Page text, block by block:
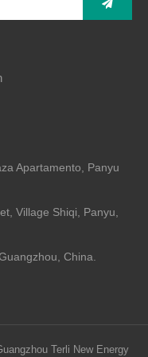
Apartamento, Panyu
Village Shiqi, Panyu,
China.
Terli New Energy